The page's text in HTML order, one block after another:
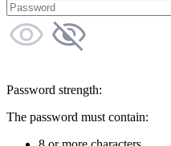
Password strength:
The password must contain: